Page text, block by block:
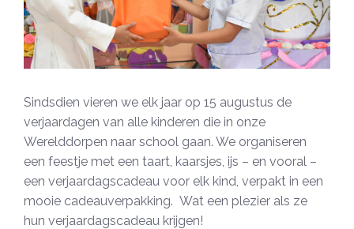
Sindsdien vieren we elk jaar op 15 augustus de
verjaardagen van alle kinderen die in onze
Werelddorpen naar school gaan. We organiseren
een feestje met een taart, kaarsjes, ijs – en vooral –
een verjaardagscadeau voor elk kind, verpakt in een
mooie cadeauverpakking. Wat een plezier als ze
hun verjaardagscadeau krijgen!